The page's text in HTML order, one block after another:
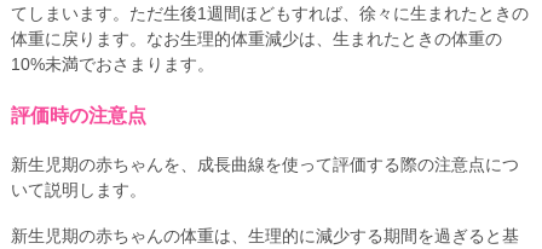
てしまいます。ただ生後1週間ほどもすれば、徐々に生まれたときの
体重に戻ります。なお生理的体重減少は、生まれたときの体重の
10%未満でおさまります。
評価時の注意点
新生児期の赤ちゃんを、成長曲線を使って評価する際の注意点につ
いて説明します。
新生児期の赤ちゃんの体重は、生理的に減少する期間を過ぎると基